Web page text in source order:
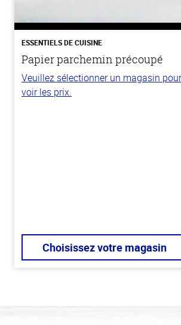
ESSENTIELS DE CUISINE
Papier parchemin précoupé
Veuillez sélectionner un magasin pour
voir les prix.
Choisissez votre magasin